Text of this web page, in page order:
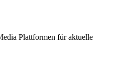
Plattformen für aktuelle